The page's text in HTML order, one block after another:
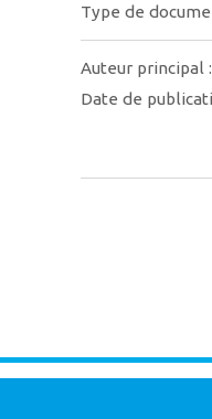
Type de
Auteur principal :
Date de